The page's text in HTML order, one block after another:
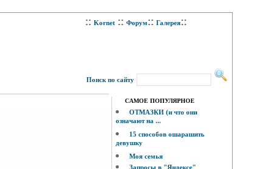
:: Kornet :: Форум:: Галерея::
Поиск по сайту
САМОЕ ПОПУЛЯРНОЕ
ОТМАЗКИ (и что они
означают на ...
15 способов ошарашить
девушку
Моя семья
Запросы в "Яндексе"